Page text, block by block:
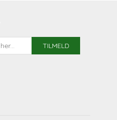
TILMELD